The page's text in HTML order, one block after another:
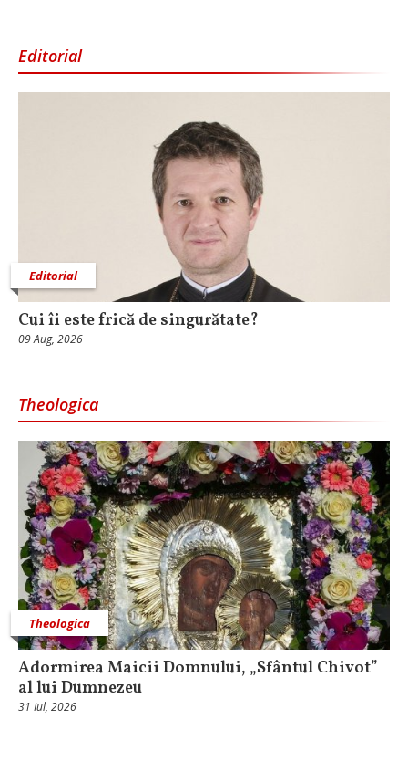
Editorial
Editorial
Cui îi este frică de singurătate?
09 Aug, 2026
Theologica
Theologica
Adormirea Maicii Domnului, „Sfântul Chivot”
al lui Dumnezeu
31 Iul, 2026